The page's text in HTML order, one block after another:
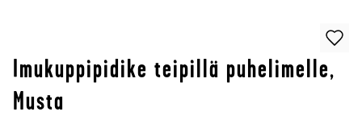
Imukuppipidike teipillä puhelimelle,
Musta